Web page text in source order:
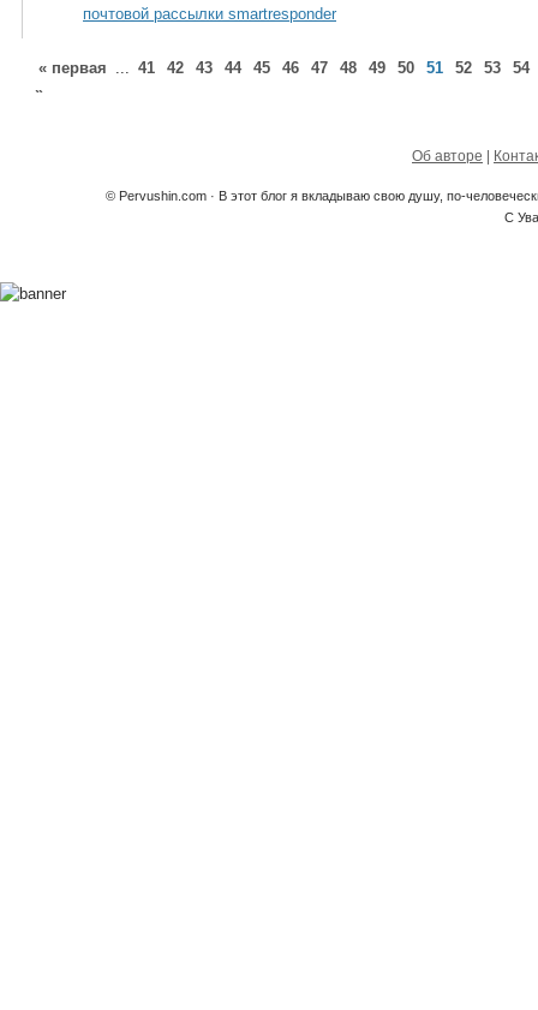
почтовой рассылки smartresponder
« первая ... 41 42 43 44 45 46 47 48 49 50 51 52 53
54
»
Об авторе
© Pervushin.com · В этот блог я вкладываю свою душу, по-
С